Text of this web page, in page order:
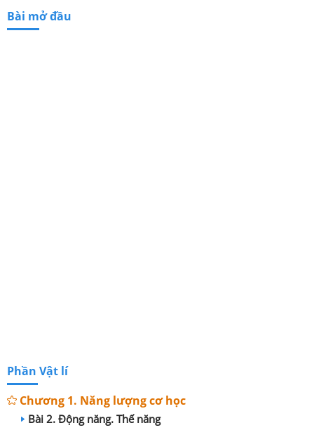
Bài mở đầu
Phần Vật lí
Chương 1. Năng lượng cơ học
Bài 2. Động năng. Thế năng